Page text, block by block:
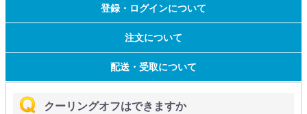
登録・ログインについて
注文について
配送・受取について
クーリングオフはできますか